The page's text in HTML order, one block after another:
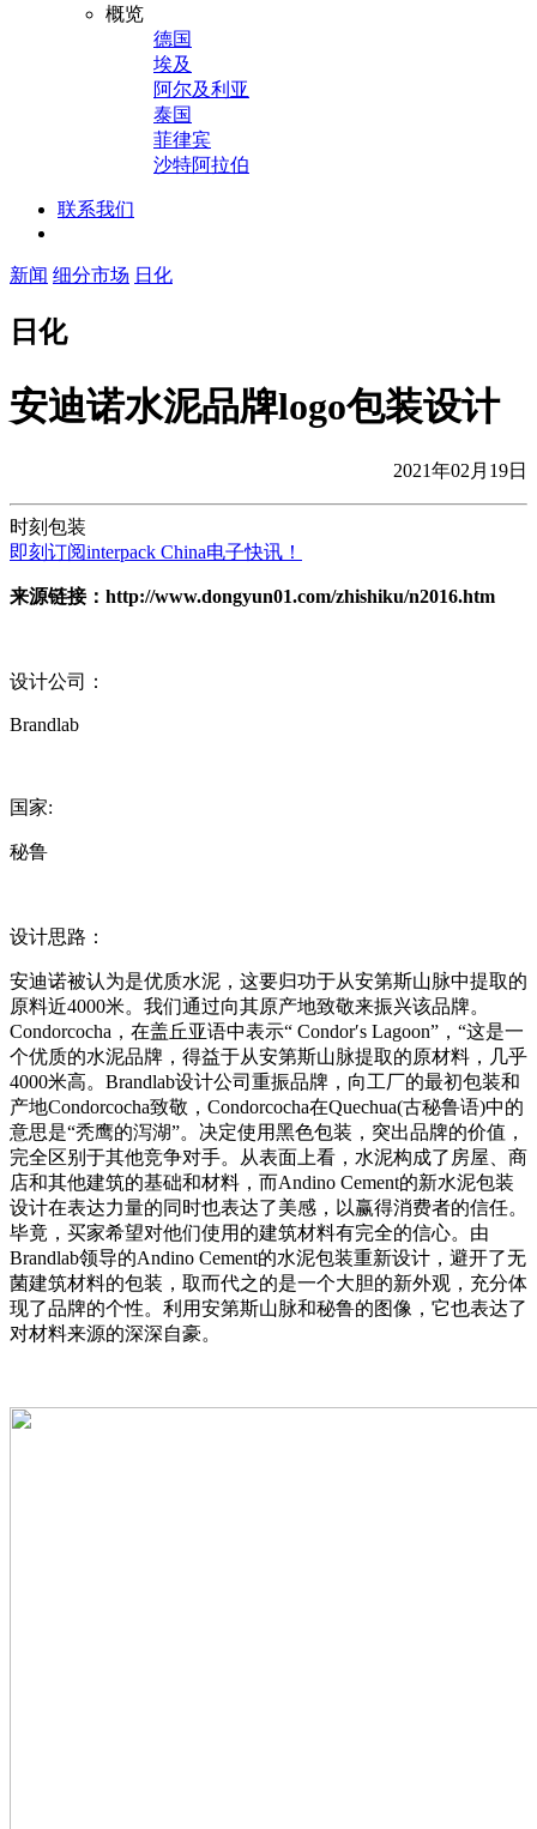
概览
德国
埃及
阿尔及利亚
泰国
菲律宾
沙特阿拉伯
联系我们
新闻 细分市场 日化
日化
安迪诺水泥品牌logo包装设计
2021年02月19日
时刻包装
即刻订阅interpack China电子快讯！
来源链接：http://www.dongyun01.com/zhishiku/n2016.htm
设计公司：
Brandlab
国家:
秘鲁
设计思路：
安迪诺被认为是优质水泥，这要归功于从安第斯山脉中提取的
原料近4000米。我们通过向其原产地致敬来振兴该品牌。
Condorcocha，在盖丘亚语中表示“ Condor′s Lagoon”，“这是一
个优质的水泥品牌，得益于从安第斯山脉提取的原材料，几乎
4000米高。Brandlab设计公司重振品牌，向工厂的最初包装和
产地Condorcocha致敬，Condorcocha在Quechua(古秘鲁语)中的
意思是“秃鹰的泻湖”。决定使用黑色包装，突出品牌的价值，
完全区别于其他竞争对手。从表面上看，水泥构成了房屋、商
店和其他建筑的基础和材料，而Andino Cement的新水泥包装
设计在表达力量的同时也表达了美感，以赢得消费者的信任。
毕竟，买家希望对他们使用的建筑材料有完全的信心。由
Brandlab领导的Andino Cement的水泥包装重新设计，避开了无
菌建筑材料的包装，取而代之的是一个大胆的新外观，充分体
现了品牌的个性。利用安第斯山脉和秘鲁的图像，它也表达了
对材料来源的深深自豪。